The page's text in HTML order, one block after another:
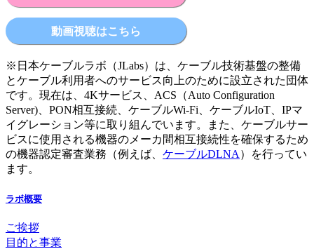
動画視聴はこちら
※日本ケーブルラボ（JLabs）は、ケーブル技術基盤の整備
とケーブル利用者へのサービス向上のために設立された団体
です。現在は、4Kサービス、ACS（Auto Configuration
Server)、PON相互接続、ケーブルWi-Fi、ケーブルIoT、IPマ
イグレーション等に取り組んでいます。また、ケーブルサー
ビスに使用される機器のメーカ間相互接続性を確保するため
の機器認定審査業務（例えば、 ケーブルDLNA ）を行ってい
ます。
ラボ概要
ご挨拶
目的と事業